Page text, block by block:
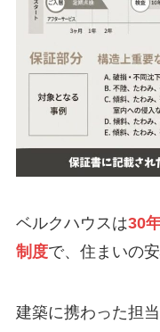
ベルクハウスは30
制度で、住まいの
建築に携わった担